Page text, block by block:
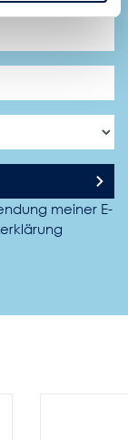
meiner E-